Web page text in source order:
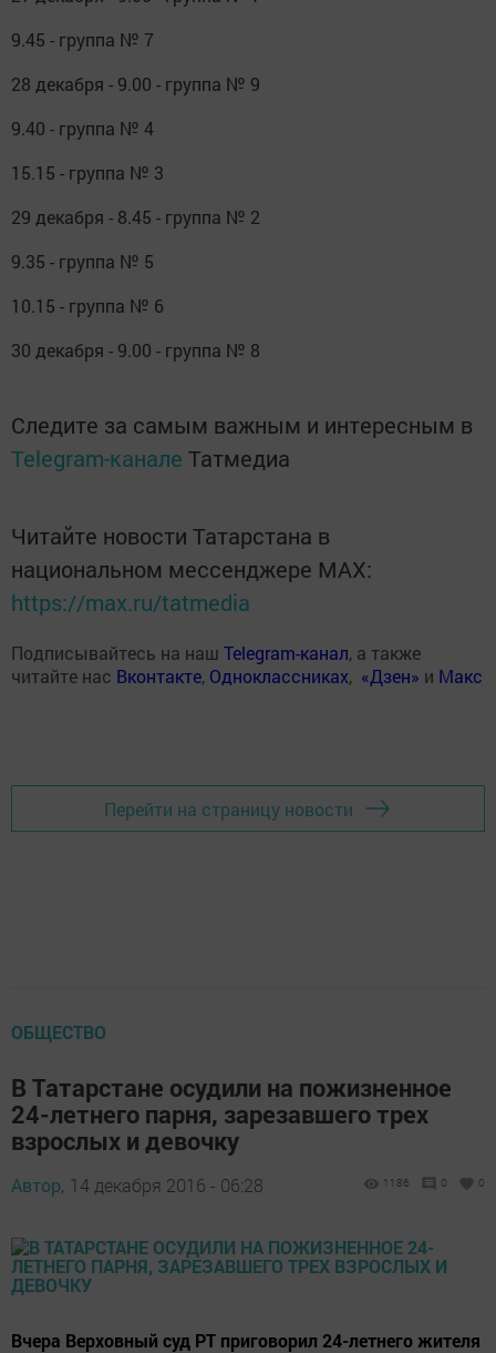
9.45 - группа № 7
28 декабря - 9.00 - группа № 9
9.40 - группа № 4
15.15 - группа № 3
29 декабря - 8.45 - группа № 2
9.35 - группа № 5
10.15 - группа № 6
30 декабря - 9.00 - группа № 8
Следите за самым важным и интересным в
Telegram-канале Татмедиа
Читайте новости Татарстана в
национальном мессенджере MАХ:
https://max.ru/tatmedia
Подписывайтесь на наш Telegram-канал, а также
читайте нас Вконтакте, Одноклассниках, «Дзен» и Макс
Перейти на страницу новости
ОБЩЕСТВО
В Татарстане осудили на пожизненное
24-летнего парня, зарезавшего трех
взрослых и девочку
Автор, 14 декабря 2016 - 06:28 1186 0 0
Вчера Верховный суд РТ приговорил 24-летнего жителя